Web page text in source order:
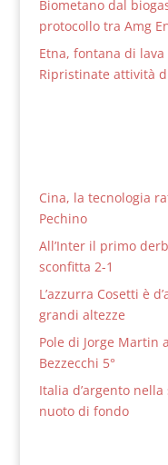
Biometano dal
protocollo tra Amg
Etna, fontana di
Ripristinate attività
Cina, la tecnologia
Pechino
All’Inter il primo
sconfitta 2-1
L’azzurra Cosetti è
grandi altezze
Pole di Jorge Martin
Bezzecchi 5°
Italia d’argento
nuoto di fondo